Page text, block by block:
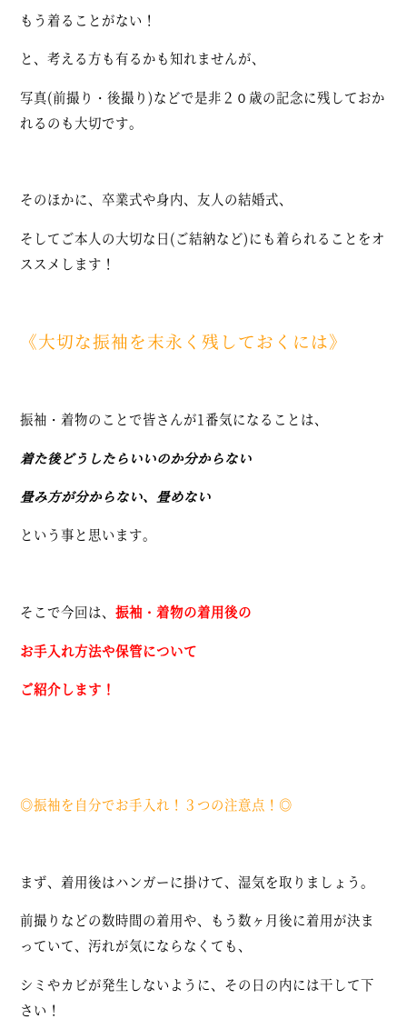
もう着ることがない！
と、考える方も有るかも知れませんが、
写真(前撮り・後撮り)などで是非２０歳の記念に残しておか
れるのも大切です。
そのほかに、卒業式や身内、友人の結婚式、
そしてご本人の大切な日(ご結納など)にも着られることをオ
ススメします！
《大切な振袖を末永く残しておくには》
振袖・着物のことで皆さんが1番気になることは、
着た後どうしたらいいのか分からない
畳み方が分からない、畳めない
という事と思います。
そこで今回は、振袖・着物の着用後の
お手入れ方法や保管について
ご紹介します！
◎振袖を自分でお手入れ！３つの注意点！◎
まず、着用後はハンガーに掛けて、湿気を取りましょう。
前撮りなどの数時間の着用や、もう数ヶ月後に着用が決ま
っていて、汚れが気にならなくても、
シミやカビが発生しないように、その日の内には干して下
さい！